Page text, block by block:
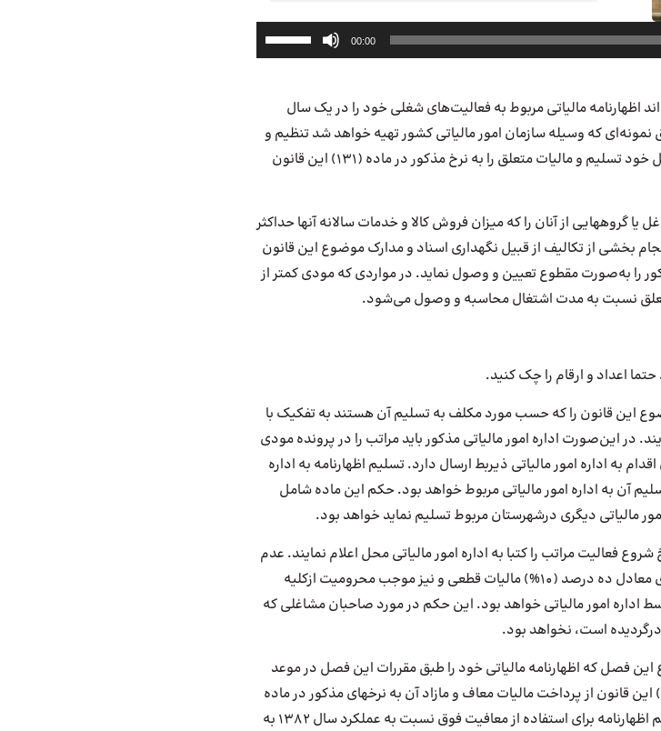
00:00
کلیدهای
استفاده
مالیاتی مربوط به فعالیت‌های شغلی خود را در یکسال
نمونه‌ای که وسیله سازمان امور مالیاتی کشور تهیه خواهد شد تنظیم و
تا آخر خرداد ماه سال بعد به اداره امور مالیاتی محل شغل خود تسلیم و مالیات ‌متعلق را به نرخ مذکور در ماده (131) این قانون
یا گروههایی از آنان را که میزان فروش کالا و خدمات سالانه آنها حداکثر
این قانون باشد از انجام بخشی از تکالیف از قبیل نگهداری اسناد و مدارک موضوع این قانون
را به‌صورت مقطوع تعیین و وصول نماید. در مواردی که مودی کمتر از
نسبت به مدت اشتغال محاسبه و وصول می‌شود.
حتما اعداد و ارقام را چک کنید.
‌این قانون را که حسب مورد مکلف به تسلیم آن هستند به تفکیک با
در این‌صورت اداره امور مالیاتی مذکور باید مراتب را در پرونده مودی
به ‌اداره امور مالیاتی ذیربط ارسال دارد. تسلیم اظهارنامه به اداره
آن به اداره امور مالیاتی مربوط خواهد بود. حکم این ماده شامل
مالیاتی دیگری درشهرستان مربوط تسلیم نماید خواهد بود.
‌شروع فعالیت مراتب را کتبا به اداره امور مالیاتی محل اعلام نمایند. عدم
انجام دادن تکلیف فوق در مهلت مقرر مشمول جریمه‌ای ‌معادل ده درصد (10%) مالیات قطعی و نیز موجب محرومیت ازکلیه
تا[1] تاریخ شناسایی توسط اداره‌ امور مالیاتی خواهد بود. این حکم در مورد صاحبان مشاغلی که
است‌، نخواهد بود.
فصل که اظهارنامه مالیاتی خود را طبق مقررات این فصل در موعد
های مذکور در ماده
(131) این قانون مشمول مالیات خواهد بود. ‌شرط تسلیم اظهارنامه برای استفاده از معافیت فوق نسبت به عملکرد سال 1382 به